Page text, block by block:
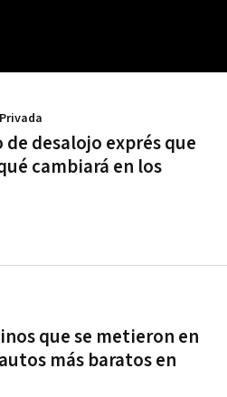
desalojo exprés que
cambiará en los
que se metieron en
más baratos en